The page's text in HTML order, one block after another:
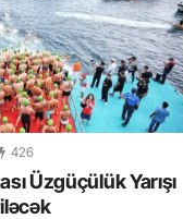
426
Üzgüçülük Yarışı